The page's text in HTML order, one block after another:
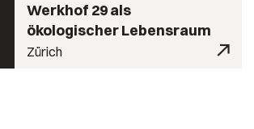
Werkhof 29 als
ökologischer Lebensraum
Zürich